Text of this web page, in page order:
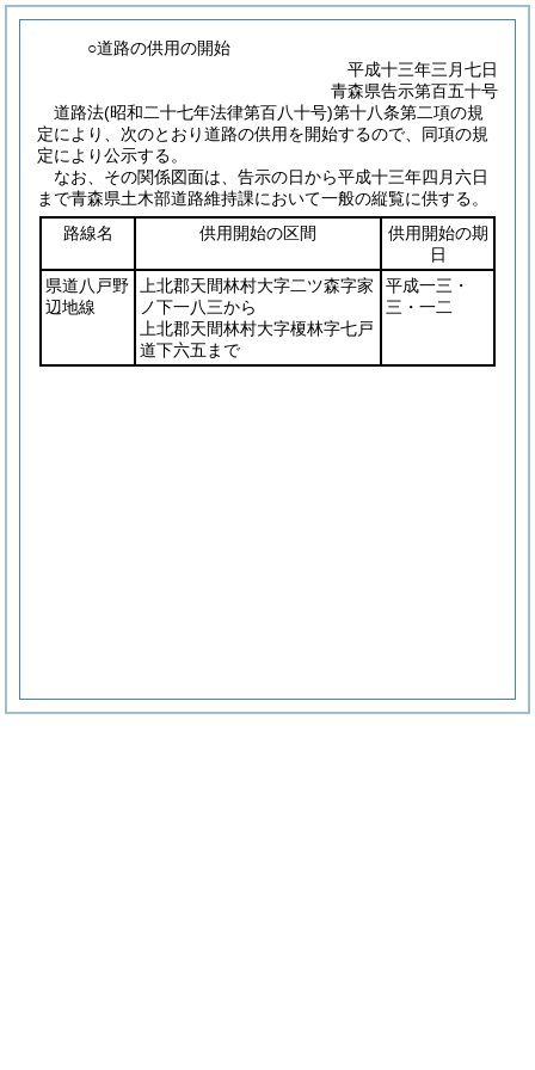
○道路の供用の開始
平成十三年三月七日
青森県告示第百五十号
道路法(昭和二十七年法律第百八十号)第十八条第二項の規
定により、次のとおり道路の供用を開始するので、同項の規
定により公示する。
なお、その関係図面は、告示の日から平成十三年四月六日
まで青森県土木部道路維持課において一般の縦覧に供する。
路線名
供用開始の区間
供用開始の期
日
県道八戸野
辺地線
上北郡天間林村大字二ツ森字家
ノ下一八三から
上北郡天間林村大字榎林字七戸
道下六五まで
平成一三・
三・一二